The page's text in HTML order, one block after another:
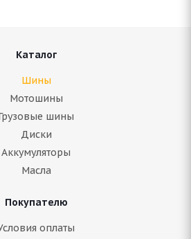
Stud 205/50 R17 93Q
Каталог
Шины
Мотошины
шины
Диски
Аккумуляторы
Масла
Покупателю
оплаты